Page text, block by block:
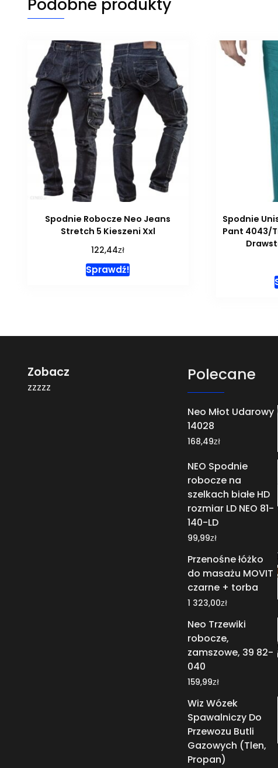
Podobne produkty
Spodnie Robocze Neo Jeans
Stretch 5 Kieszeni Xxl
122,44zł
Sprawdź!
Spodnie
Pant 4043/
Zobacz
zzzzz
Polecane
Neo Młot Udarowy
14028
168,49zł
NEO Spodnie
robocze na
szelkach białe HD
rozmiar LD NEO 81-
140-LD
99,99zł
Przenośne łóżko
do masażu MOVIT
czarne + torba
1 323,00zł
Neo Trzewiki
robocze,
zamszowe, 39 82-
040
159,99zł
Wiz Wózek
Spawalniczy Do
Przewozu Butli
Gazowych (Tlen,
Propan)